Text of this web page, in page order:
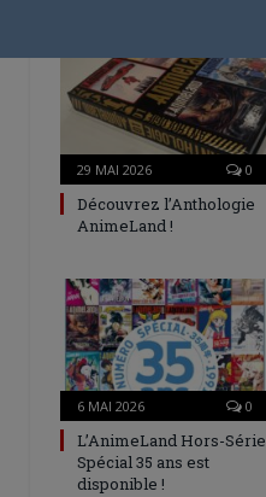
29 MAI 2026 0
Découvrez l’Anthologie
AnimeLand !
6 MAI 2026 0
L’AnimeLand Hors-Série
Spécial 35 ans est
disponible !